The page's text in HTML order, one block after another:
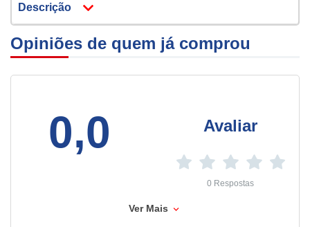
Descrição
Opiniões de quem já comprou
0,0 Avaliar
0 Respostas
Ver Mais